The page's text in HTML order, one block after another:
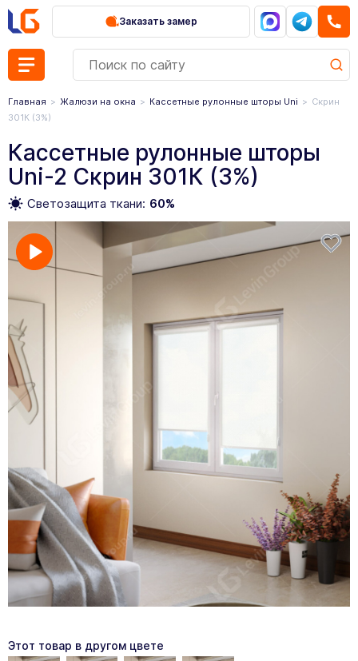
Заказать замер
Главная Жалюзи на окна Кассетные рулонные шторы Uni
Скрин
301К (3%)
Кассетные рулонные шторы
Uni-2 Скрин 301К (3%)
Светозащита ткани: 60%
Этот товар в другом цвете